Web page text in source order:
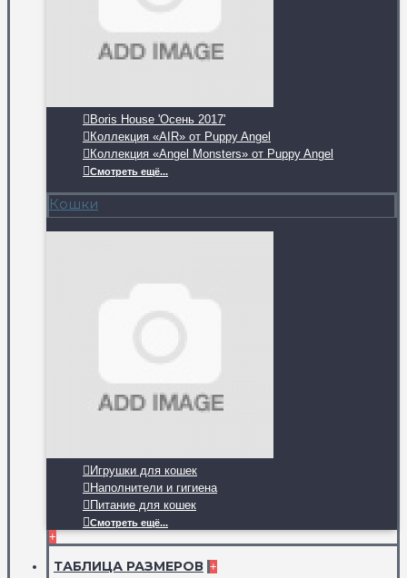
Boris House 'Осень 2017'
Коллекция «AIR» от Puppy Angel
Коллекция «Angel Monsters» от Puppy Angel
Смотреть ещё...
Кошки
Игрушки для кошек
Наполнители и гигиена
Питание для кошек
Смотреть ещё...
+
ТАБЛИЦА РАЗМЕРОВ +